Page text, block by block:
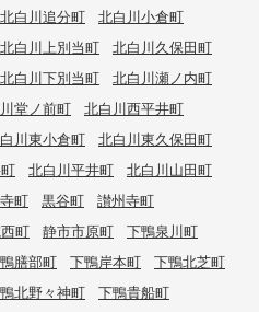
北白川追分町
北白川小倉町
北白川上別当町
北白川久保田町
北白川下別当町
北白川瀬ノ内町
堂ノ前町
北白川西平井町
川東小倉町
北白川東久保田町
北白川平井町
北白川山田町
町 黒谷町
讃州寺町
町 静市市原町
下鴨泉川町
膳部町 下鴨岸本町
下鴨北芝町
北野々神町
下鴨貴船町